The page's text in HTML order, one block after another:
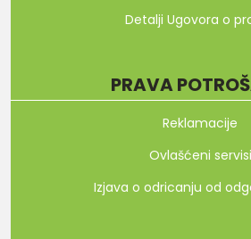
Detalji Ugovora o
PRAVA
Reklamacije
Ovlašćeni servisi
Izjava o odricanju od